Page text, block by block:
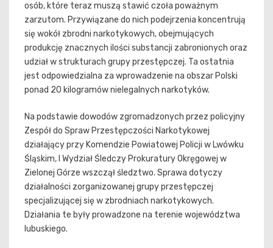
osób, które teraz muszą stawić czoła poważnym
zarzutom. Przywiązane do nich podejrzenia koncentrują
się wokół zbrodni narkotykowych, obejmujących
produkcję znacznych ilości substancji zabronionych oraz
udział w strukturach grupy przestępczej. Ta ostatnia
jest odpowiedzialna za wprowadzenie na obszar Polski
ponad 20 kilogramów nielegalnych narkotyków.
Na podstawie dowodów zgromadzonych przez policyjny
Zespół do Spraw Przestępczości Narkotykowej
działający przy Komendzie Powiatowej Policji w Lwówku
Śląskim, I Wydział Śledczy Prokuratury Okręgowej w
Zielonej Górze wszczął śledztwo. Sprawa dotyczy
działalności zorganizowanej grupy przestępczej
specjalizującej się w zbrodniach narkotykowych.
Działania te były prowadzone na terenie województwa
lubuskiego.